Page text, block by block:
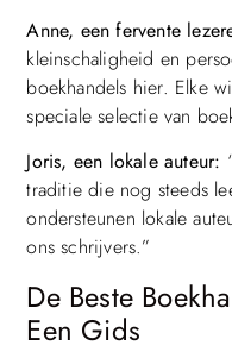
Anne, een fervente
kleinschaligheid en
boekhandels hier. Elke
speciale selectie van
Joris, een lokale auteur:
traditie die nog steeds
ondersteunen lokale
ons schrijvers.”
De Beste
Een Gids